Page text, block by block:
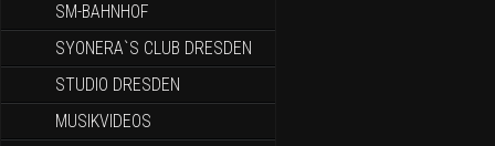
SM-BAHNHOF
SYONERA`S CLUB DRESDEN
STUDIO DRESDEN
MUSIKVIDEOS